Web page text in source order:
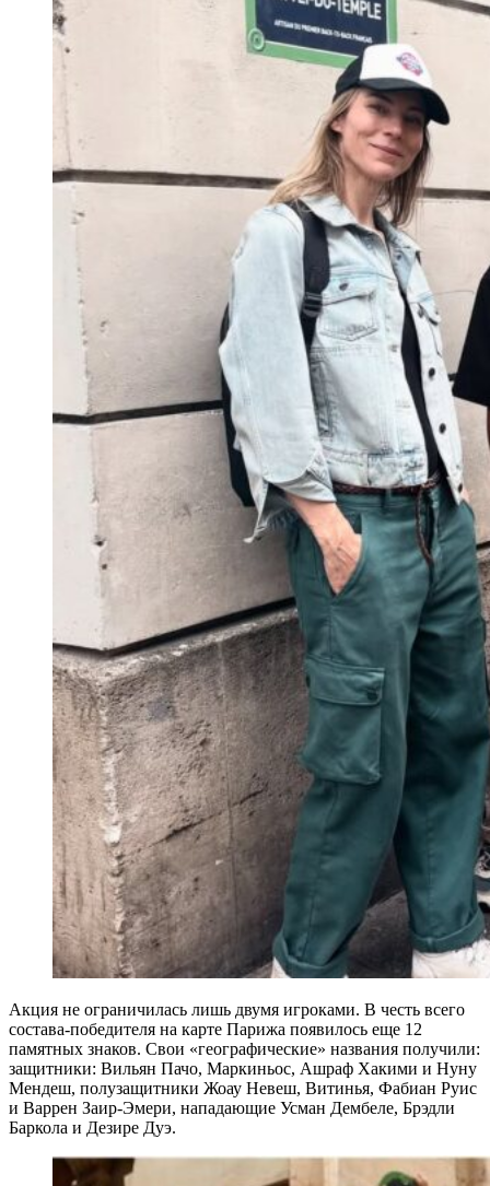
Акция не ограничилась лишь двумя игроками. В честь всего
состава-победителя на карте Парижа появилось еще 12
памятных знаков. Свои «географические» названия получили:
защитники: Вильян Пачо, Маркиньос, Ашраф Хакими и Нуну
Мендеш, полузащитники Жоау Невеш, Витинья, Фабиан Руис
и Варрен Заир-Эмери, нападающие Усман Дембеле, Брэдли
Баркола и Дезире Дуэ.